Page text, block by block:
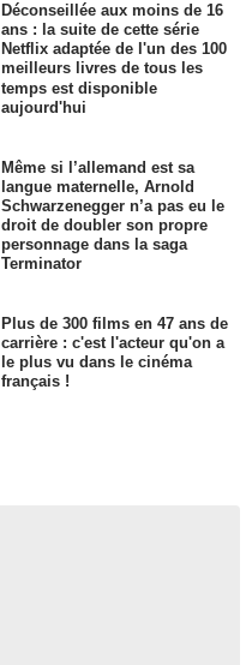
Déconseillée aux moins de 16
ans : la suite de cette série
Netflix adaptée de l'un des 100
meilleurs livres de tous les
temps est disponible
aujourd'hui
Même si l’allemand est sa
langue maternelle, Arnold
Schwarzenegger n’a pas eu le
droit de doubler son propre
personnage dans la saga
Terminator
Plus de 300 films en 47 ans de
carrière : c'est l'acteur qu'on a
le plus vu dans le cinéma
français !